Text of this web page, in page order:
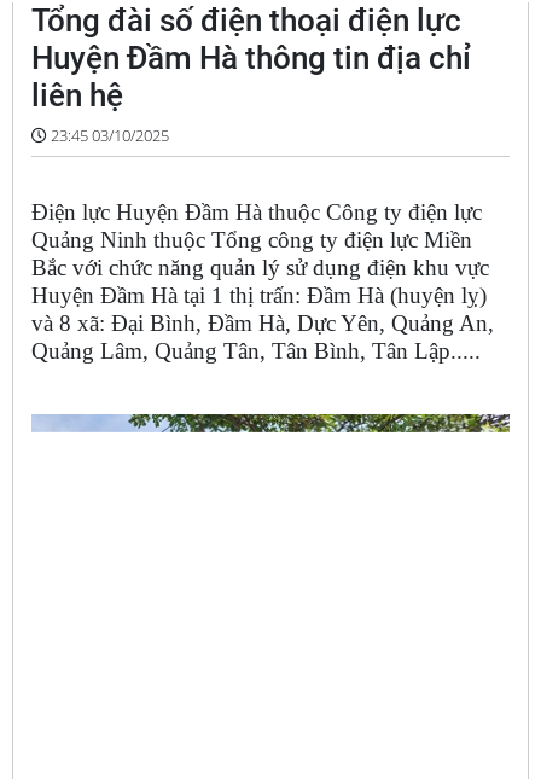
Tổng đài số điện thoại điện lực
Huyện Đầm Hà thông tin địa chỉ
liên hệ
23:45 03/10/2025
Điện lực Huyện Đầm Hà thuộc Công ty điện lực
Quảng Ninh thuộc Tổng công ty điện lực Miền
Bắc với chức năng quản lý sử dụng điện khu vực
Huyện Đầm Hà tại 1 thị trấn: Đầm Hà (huyện lỵ)
và 8 xã: Đại Bình, Đầm Hà, Dực Yên, Quảng An,
Quảng Lâm, Quảng Tân, Tân Bình, Tân Lập.....